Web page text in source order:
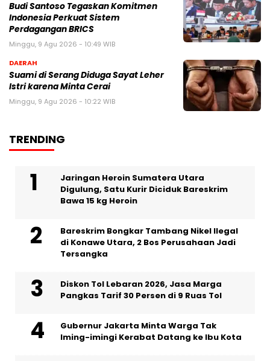
Budi Santoso Tegaskan Komitmen
Indonesia Perkuat Sistem
Perdagangan BRICS
Minggu, 9 Agu 2026 - 10:49 WIB
DAERAH
Suami di Serang Diduga Sayat Leher
Istri karena Minta Cerai
Minggu, 9 Agu 2026 - 10:22 WIB
TRENDING
Jaringan Heroin Sumatera Utara
Digulung, Satu Kurir Diciduk Bareskrim
Bawa 15 kg Heroin
Bareskrim Bongkar Tambang Nikel Ilegal
di Konawe Utara, 2 Bos Perusahaan Jadi
Tersangka
Diskon Tol Lebaran 2026, Jasa Marga
Pangkas Tarif 30 Persen di 9 Ruas Tol
Gubernur Jakarta Minta Warga Tak
Iming-imingi Kerabat Datang ke Ibu Kota